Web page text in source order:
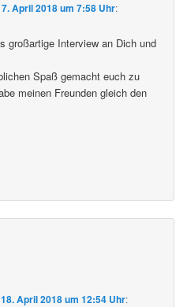
April 2018 um 7:58 Uhr:
großartige Interview an Dich und
Spaß gemacht euch zu
meinen Freunden gleich den
18. April 2018 um 12:54 Uhr: